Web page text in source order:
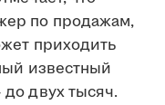
по продажам,
приходить
известный
двух тысяч.